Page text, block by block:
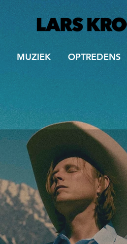
MUZIEK OPTREDENS